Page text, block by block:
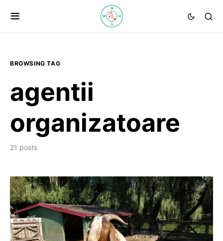
BROWSING TAG
agentii
organizatoare
21 posts